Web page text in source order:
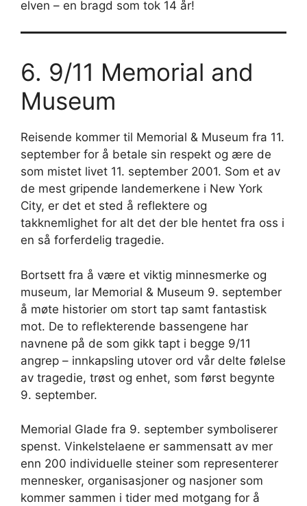
elven – en bragd som tok 14 år!
6. 9/11 Memorial and
Museum
Reisende kommer til Memorial & Museum fra 11.
september for å betale sin respekt og ære de
som mistet livet 11. september 2001. Som et av
de mest gripende landemerkene i New York
City, er det et sted å reflektere og
takknemlighet for alt det der ble hentet fra oss i
en så forferdelig tragedie.
Bortsett fra å være et viktig minnesmerke og
museum, lar Memorial & Museum 9. september
å møte historier om stort tap samt fantastisk
mot. De to reflekterende bassengene har
navnene på de som gikk tapt i begge 9/11
angrep – innkapsling utover ord vår delte følelse
av tragedie, trøst og enhet, som først begynte
9. september.
Memorial Glade fra 9. september symboliserer
spenst. Vinkelstelaene er sammensatt av mer
enn 200 individuelle steiner som representerer
mennesker, organisasjoner og nasjoner som
kommer sammen i tider med motgang for å